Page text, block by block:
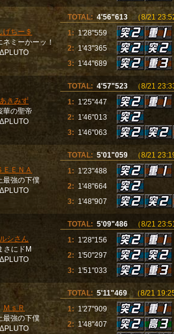
げちー＄
ネミーかーッ！
ΔPLUTO
TOTAL: 4'56"613
（8/21
1: 1'28"559
2: 1'43"365
3: 1'44"689
あきみず
華の聖帝
ΔPLUTO
TOTAL: 4'57"523
（8/21
1: 1'25"447
2: 1'46"013
3: 1'46"063
ＥＥＮＡ
最強の下僕
ΔPLUTO
TOTAL: 5'01"059
（8/21
1: 1'23"488
2: 1'48"664
3: 1'48"907
ルシさん
さにドM
ΔPLUTO
TOTAL: 5'09"486
（8/21
1: 1'28"156
2: 1'50"297
3: 1'51"033
ＭｓＲ
最強の下僕
ΔPLUTO
TOTAL: 5'11"469
（8/21
1: 1'27"909
2: 1'48"407